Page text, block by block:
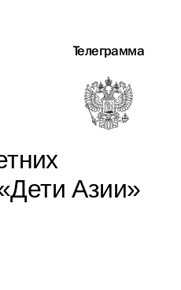
Телеграмма
Азии»